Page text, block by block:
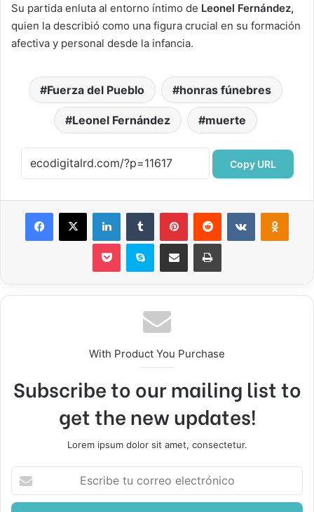
Su partida enluta al entorno íntimo de Leonel Fernández,
quien la describió como una figura crucial en su formación
afectiva y personal desde la infancia.
Fuerza del Pueblo honras fúnebres
Leonel Fernández muerte
Copy URL
Facebook
X LinkedInTumblr PinterestReddit VKontakte
Pocket Skype Compartir por correo electrónicoImprimir
With Product You Purchase
Subscribe to our mailing list to
get the new updates!
Lorem ipsum dolor sit amet, consectetur.
Escribe
correo